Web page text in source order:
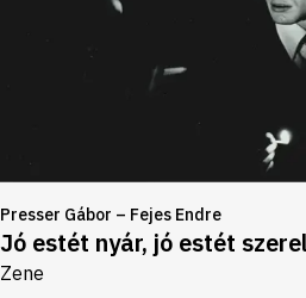
Presser Gábor – Fejes Endre
Jó estét nyár, jó estét
Zene